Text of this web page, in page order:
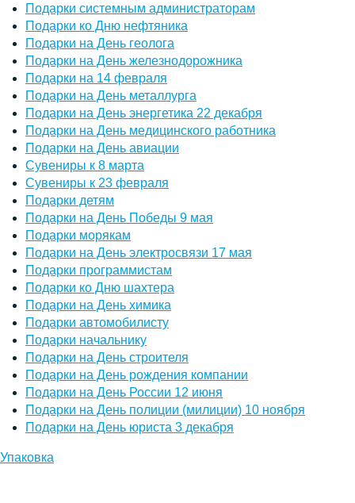
Подарки системным администраторам
Подарки ко Дню нефтяника
Подарки на День геолога
Подарки на День железнодорожника
Подарки на 14 февраля
Подарки на День металлурга
Подарки на День энергетика 22 декабря
Подарки на День медицинского работника
Подарки на День авиации
Сувениры к 8 марта
Сувениры к 23 февраля
Подарки детям
Подарки на День Победы 9 мая
Подарки морякам
Подарки на День электросвязи 17 мая
Подарки программистам
Подарки ко Дню шахтера
Подарки на День химика
Подарки автомобилисту
Подарки начальнику
Подарки на День строителя
Подарки на День рождения компании
Подарки на День России 12 июня
Подарки на День полиции (милиции) 10 ноября
Подарки на День юриста 3 декабря
Упаковка